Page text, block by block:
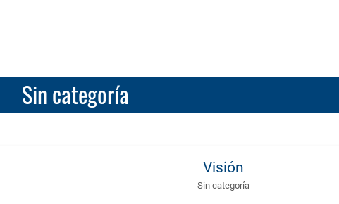
Sin categoría
Visión
Sin categoría